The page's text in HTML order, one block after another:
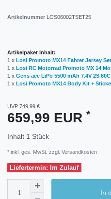
Artikelnummer LOS06002TSET25
Artikelpaket Inhalt:
1 x Losi Promoto MX14 Fahrer Jersey
1 x Losi RC Motorrad Promoto MX 14
1 x Gens ace LiPo 5500 mAh 7.4V 2S
1 x Losi Promoto MX14 Body Kit +
UVP 749,99 €
659,99 EUR *
Inhalt 1 Stück
* inkl. ges. MwSt. zzgl. Versandkosten
Liefertermin: Im Zulauf
In